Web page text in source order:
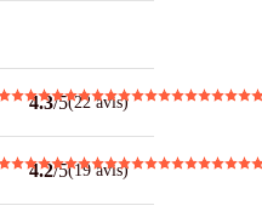
4.3/5(22 avis)
4.2/5(19 avis)